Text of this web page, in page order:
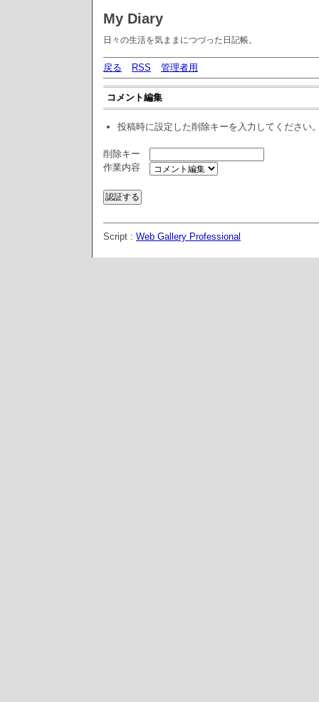
My Diary
日々の生活を気ままにつづった日記帳。
戻る RSS 管理者用
コメント編集
投稿時に設定した削除キーを入力してください
削除キー
作業内容
Script : Web Gallery Professional